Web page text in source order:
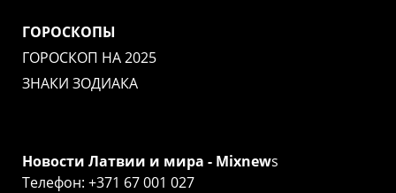
ГОРОСКОПЫ
ГОРОСКОП НА 2025
ЗНАКИ ЗОДИАКА
Новости Латвии и мира - Mixnews
Телефон: +371 67 001 027